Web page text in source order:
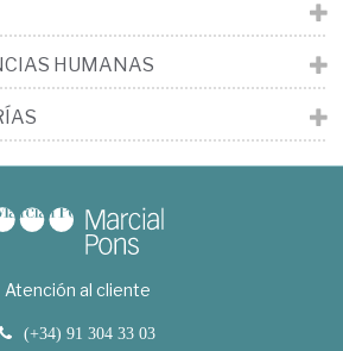
HUMANAS
Atención al cliente
(+34) 91 304 33 03